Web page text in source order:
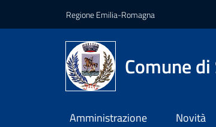
Regione Emilia-Romagna
Comune
Amministrazione Novità